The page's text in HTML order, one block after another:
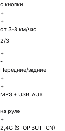
с кнопки
+
+
от 3-8 км/час
2/3
+
-
Передние/задние
+
+
MP3 + USB, AUX
-
на руле
+
2,4G (STOP BUTTON)